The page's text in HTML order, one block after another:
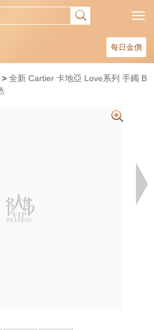
每日金價
全新 Cartier 卡地亞 Love系列 手鐲 B